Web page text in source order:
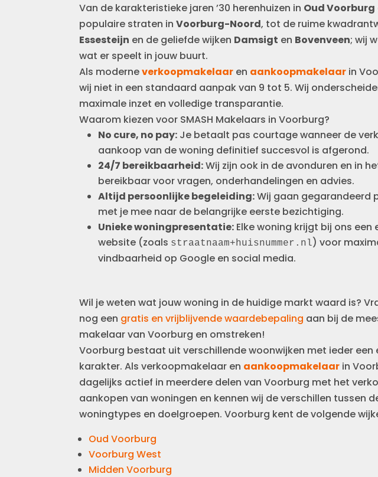
Van de karakteristieke jaren ’30 herenhuizen in Oud Voorburg
populaire straten inVoorburg-Noord, tot de ruime
Essesteijn en de geliefde wijken Damsigt en Bovenveen; wij
wat er speelt in jouw buurt.
Als moderneverkoopmakelaar en aankoopmakelaar in
wij niet in een standaard aanpak van 9 tot 5. Wij
maximale inzet en volledige transparantie.
Waarom kiezen voor SMASH Makelaars in Voorburg?
No cure, no pay: Je betaalt pas courtage wanneer de
aankoop van de woning definitief succesvol is afgerond.
24/7 bereikbaarheid:Wij zijn ook in de avonduren en in
bereikbaar voor vragen, onderhandelingen en advies.
Altijd persoonlijke begeleiding:Wij gaan gegarandeerd
met je mee naar de belangrijke eerste bezichtiging.
Unieke woningpresentatie: Elke woning krijgt bij ons een
website (zoals straatnaam+huisnummer.nl) voor
vindbaarheid op Google en social media.
Wil je weten wat jouw woning in de huidige markt waard is?
nog een gratis en vrijblijvende waardebepaling aan bij de
makelaar van Voorburg en omstreken!
Voorburg bestaat uit verschillende woonwijken met ieder een
karakter. Als verkoopmakelaar en aankoopmakelaar in
dagelijks actief in meerdere delen van Voorburg met het
aankopen van woningen en kennen wij de verschillen tussen
woningtypes en doelgroepen. Voorburg kent de volgende
Oud Voorburg
Voorburg West
Midden Voorburg